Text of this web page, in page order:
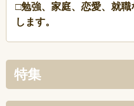
□勉強、家庭、恋愛、就
します。
特集